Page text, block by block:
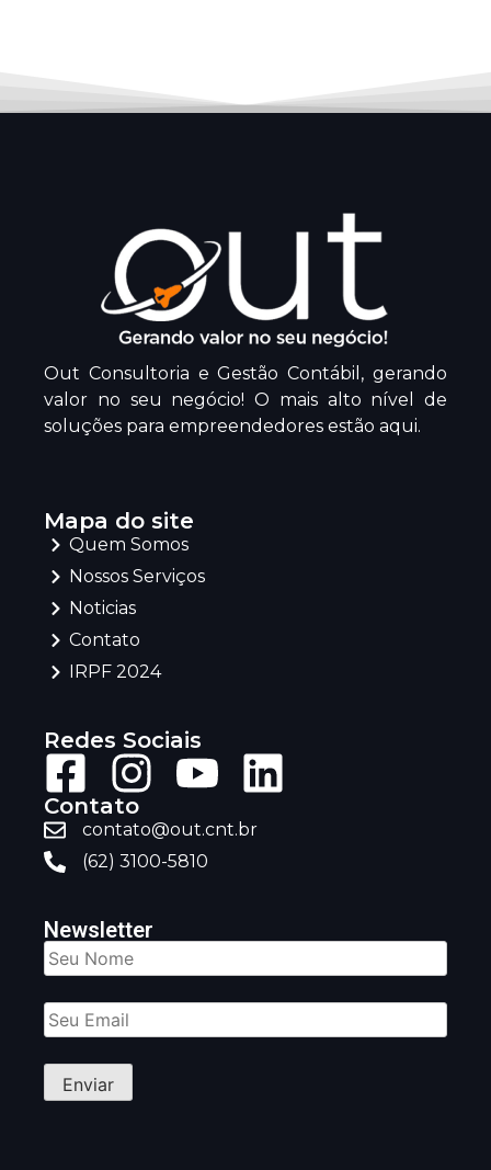
Out Consultoria e Gestão Contábil, gerando
valor no seu negócio! O mais alto nível de
soluções para empreendedores estão aqui.
Mapa do site
Quem Somos
Nossos Serviços
Noticias
Contato
IRPF 2024
Redes Sociais
Contato
contato@out.cnt.br
(62) 3100-5810
Newsletter